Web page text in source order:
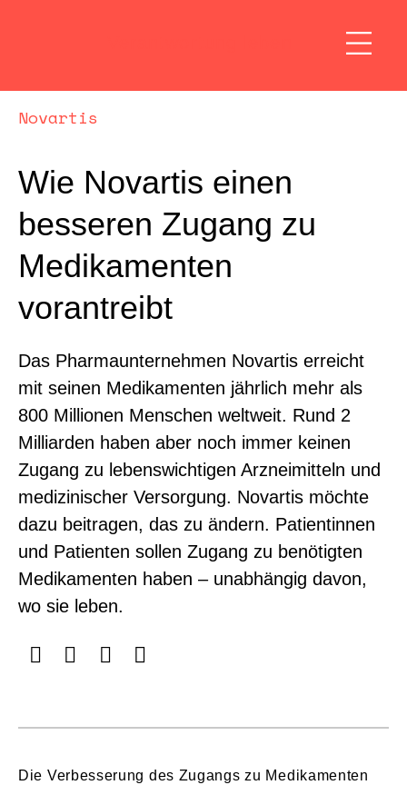
Novartis
Wie Novartis einen
besseren Zugang zu
Medikamenten
vorantreibt
Das Pharmaunternehmen Novartis erreicht
mit seinen Medikamenten jährlich mehr als
800 Millionen Menschen weltweit. Rund 2
Milliarden haben aber noch immer keinen
Zugang zu lebenswichtigen Arzneimitteln und
medizinischer Versorgung. Novartis möchte
dazu beitragen, das zu ändern. Patientinnen
und Patienten sollen Zugang zu benötigten
Medikamenten haben – unabhängig davon,
wo sie leben.
Die Verbesserung des Zugangs zu Medikamenten